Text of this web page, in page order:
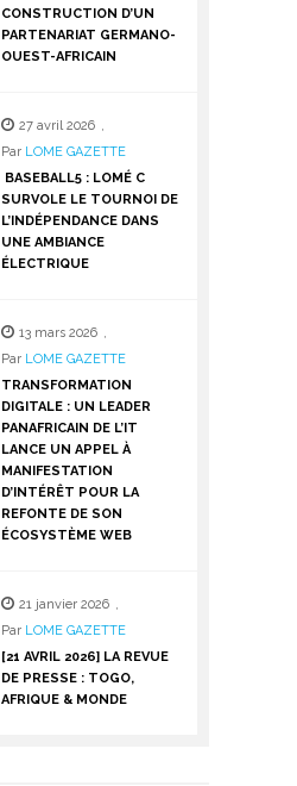
CONSTRUCTION D’UN
PARTENARIAT GERMANO-
OUEST-AFRICAIN
27 avril 2026 ,
Par LOME GAZETTE
BASEBALL5 : LOMÉ C
SURVOLE LE TOURNOI DE
L’INDÉPENDANCE DANS
UNE AMBIANCE
ÉLECTRIQUE
13 mars 2026 ,
Par LOME GAZETTE
TRANSFORMATION
DIGITALE : UN LEADER
PANAFRICAIN DE L’IT
LANCE UN APPEL À
MANIFESTATION
D’INTÉRÊT POUR LA
REFONTE DE SON
ÉCOSYSTÈME WEB
21 janvier 2026 ,
Par LOME GAZETTE
[21 AVRIL 2026] LA REVUE
DE PRESSE : TOGO,
AFRIQUE & MONDE